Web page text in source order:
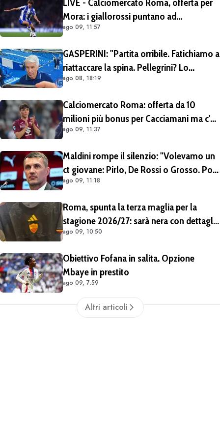
Mora: i giallorossi puntano ad
acquistarlo a titolo definitivo.
ago 09, 11:57
GASPERINI: "Partita orribile. Fatichiamo a
riattaccare la spina. Pellegrini? Lo
rivedremo in campo tra un mese.
ago 08, 18:19
Calciomercato Roma: offerta da 10
milioni più bonus per Cacciamani ma c'è
distanza, interesse anche dell'Inter.
ago 09, 11:37
Maldini rompe il silenzio: "Volevamo un
ct giovane: Pirlo, De Rossi o Grosso. Poi
Malagò mi ha detto: «Pirlo non si può
ago 09, 11:18
Roma, spunta la terza maglia per la
stagione 2026/27: sarà nera con dettagli
giallorossi
ago 09, 10:50
Obiettivo Fofana in salita. Opzione
Mbaye in prestito
ago 09, 7:59
Altri articoli